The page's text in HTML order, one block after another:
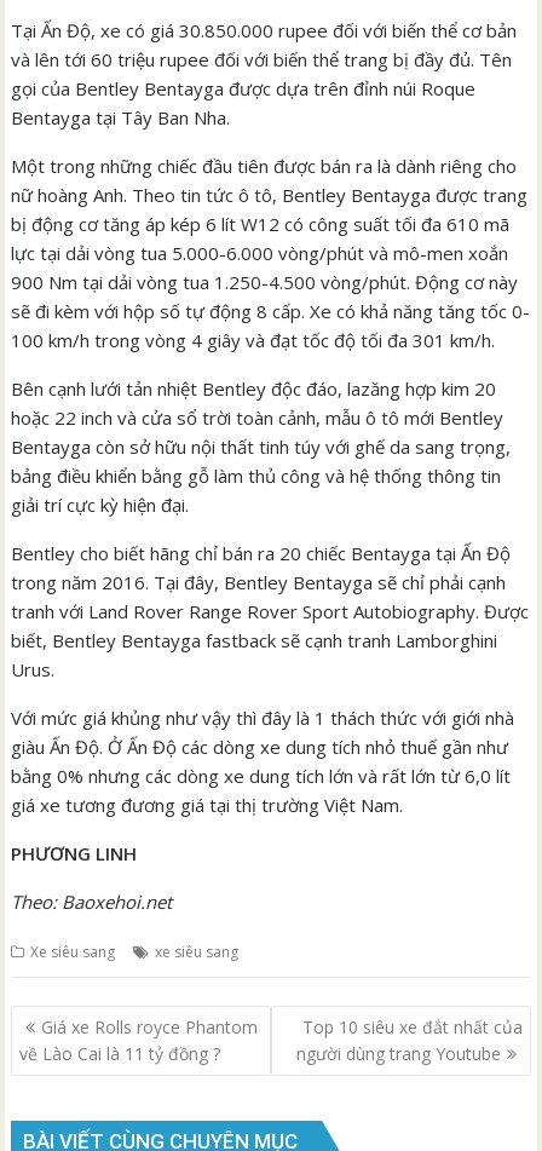
Tại Ấn Độ, xe có giá 30.850.000 rupee đối với biến thể cơ bản
và lên tới 60 triệu rupee đối với biến thể trang bị đầy đủ. Tên
gọi của Bentley Bentayga được dựa trên đỉnh núi Roque
Bentayga tại Tây Ban Nha.
Một trong những chiếc đầu tiên được bán ra là dành riêng cho
nữ hoàng Anh. Theo tin tức ô tô, Bentley Bentayga được trang
bị động cơ tăng áp kép 6 lít W12 có công suất tối đa 610 mã
lực tại dải vòng tua 5.000-6.000 vòng/phút và mô-men xoắn
900 Nm tại dải vòng tua 1.250-4.500 vòng/phút. Động cơ này
sẽ đi kèm với hộp số tự động 8 cấp. Xe có khả năng tăng tốc 0-
100 km/h trong vòng 4 giây và đạt tốc độ tối đa 301 km/h.
Bên cạnh lưới tản nhiệt Bentley độc đáo, lazăng hợp kim 20
hoặc 22 inch và cửa sổ trời toàn cảnh, mẫu ô tô mới Bentley
Bentayga còn sở hữu nội thất tinh túy với ghế da sang trọng,
bảng điều khiển bằng gỗ làm thủ công và hệ thống thông tin
giải trí cực kỳ hiện đại.
Bentley cho biết hãng chỉ bán ra 20 chiếc Bentayga tại Ấn Độ
trong năm 2016. Tại đây, Bentley Bentayga sẽ chỉ phải cạnh
tranh với Land Rover Range Rover Sport Autobiography. Được
biết, Bentley Bentayga fastback sẽ cạnh tranh Lamborghini
Urus.
Với mức giá khủng như vậy thì đây là 1 thách thức với giới nhà
giàu Ấn Độ. Ở Ấn Độ các dòng xe dung tích nhỏ thuế gần như
bằng 0% nhưng các dòng xe dung tích lớn và rất lớn từ 6,0 lít
giá xe tương đương giá tại thị trường Việt Nam.
PHƯƠNG LINH
Theo: Baoxehoi.net
Xe siêu sang xe siêu sang
Điều
hướng
bài
viết
Giá xe Rolls royce Phantom
về Lào Cai là 11 tỷ đồng ?
Top 10 siêu xe đắt nhất của
người dùng trang Youtube
BÀI VIẾT CÙNG CHUYÊN MỤC